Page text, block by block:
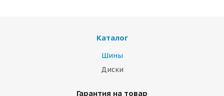
Каталог
Шины
Диски
Гарантия на товар